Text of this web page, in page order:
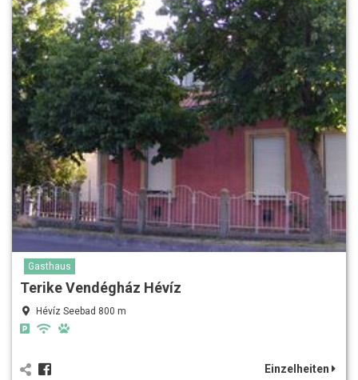
Gasthaus
Terike Vendégház Hévíz
Hévíz Seebad 800 m
Einzelheiten